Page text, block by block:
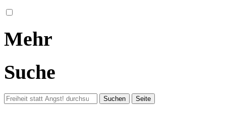
Mehr
Suche